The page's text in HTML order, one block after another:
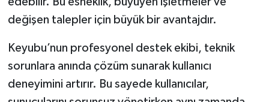
değişen talepler için büyük bir avantajdır.
Keyubu’nun profesyonel destek ekibi, teknik
sorunlara anında çözüm sunarak kullanıcı
deneyimini artırır. Bu sayede kullanıcılar,